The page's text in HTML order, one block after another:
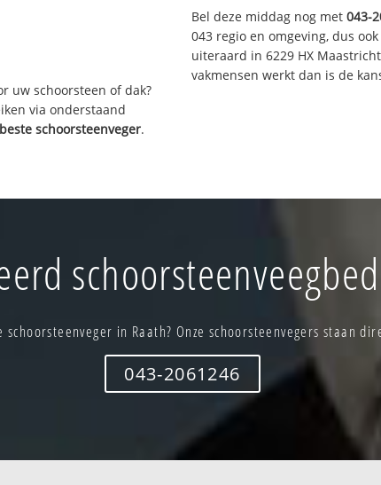
uw schoorsteen of dak?
via onderstaand
beste schoorsteenveger.
Bel deze middag nog met 043-
043 regio en omgeving, dus
uiteraard in 6229 HX
vakmensen werkt dan is de
schoorsteenveger in Raath? Onze schoorsteenvegers staan
043-2061246